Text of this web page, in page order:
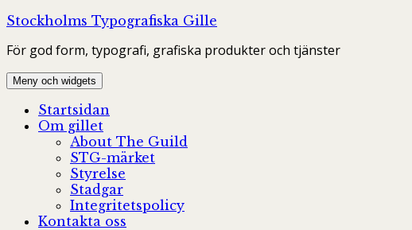
Hoppa
innehåll
Stockholms Typografiska Gille
För god form, typografi, grafiska produkter och tjänster
Meny och widgets
Startsidan
Om gillet
About The Guild
STG-märket
Styrelse
Stadgar
Integritetspolicy
Kontakta oss